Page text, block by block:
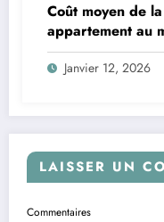
Coût moyen de
appartement au
complet
Janvier 12, 2026
LAISSER UN
Commentaires